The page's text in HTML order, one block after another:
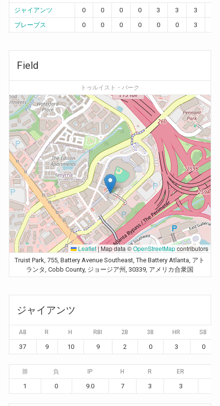
ジャイアンツ 0 0 0 0 3 3 3
ブレーブス
0 0 0 0 0 0 3
Field
トゥルイスト・パーク
Leaflet|Map data ©OpenStreetMapcontributors
Truist Park, 755, Battery Avenue Southeast, The Battery Atlanta, アト
ランタ, Cobb County, ジョージア州, 30339, アメリカ合衆国
ジャイアンツ
AB R H RBI 2B 3B HR SB
37 9 10 9 2 0 3 0
勝 負 IP H R ER
1 0 9.0 7 3 3